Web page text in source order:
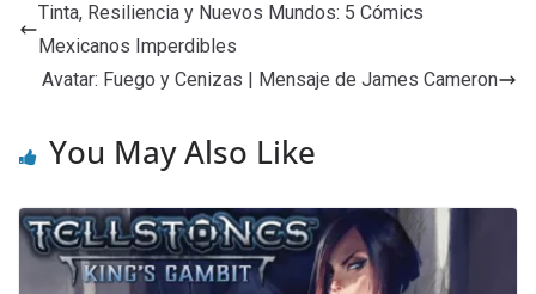
Tinta, Resiliencia y Nuevos Mundos: 5 Cómics
Mexicanos Imperdibles
Avatar: Fuego y Cenizas | Mensaje de James Cameron
You May Also Like